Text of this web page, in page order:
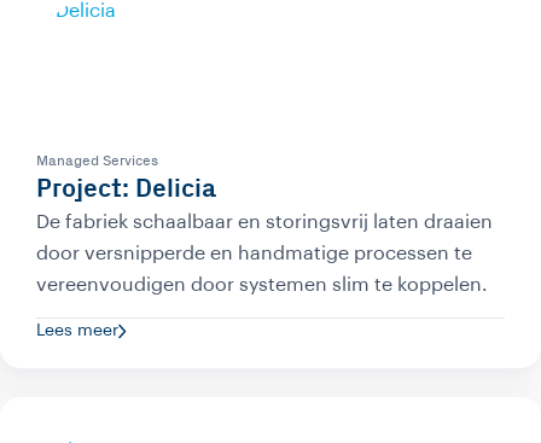
Managed Services
Project: Delicia
De fabriek schaalbaar en storingsvrij laten draaien
door versnipperde en handmatige processen te
vereenvoudigen door systemen slim te koppelen.
Lees meer